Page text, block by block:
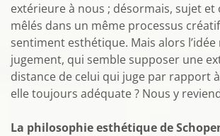
extérieure à nous ; désormais, sujet
mêlés dans un même processus
sentiment esthétique. Mais alors l’idée
jugement, qui semble supposer une
distance de celui qui juge par rapport
elle toujours adéquate ? Nous y
La philosophie esthétique de